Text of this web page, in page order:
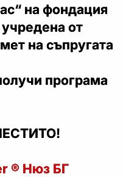
на фондация
учредена от
на съпругата
програма
® Нюз БГ